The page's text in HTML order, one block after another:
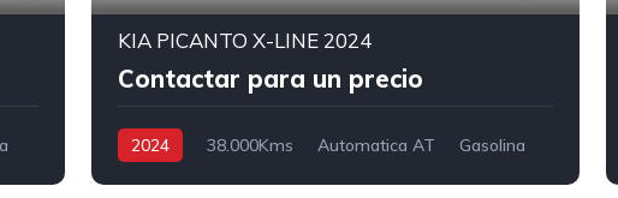
KIA PICANTO X-LINE 2024
Contactar para un precio
2024 38.000Kms Automatica AT
Gasolina